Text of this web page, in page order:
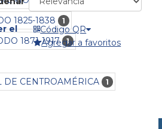
1825-1838 1
1871-1917 1
DE CENTROAMÉRICA 1
el
Código QR
Agregar a favoritos